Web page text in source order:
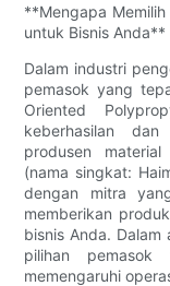
**Mengapa
untuk Bisnis Anda**
Dalam industri
pemasok yang
Oriented
keberhasilan
produsen material
(nama singkat:
dengan mitra
memberikan
bisnis Anda.
pilihan
memengaruhi